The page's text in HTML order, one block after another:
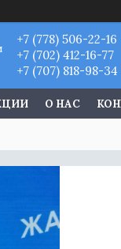
+7 (778) 506-22-16
+7 (702) 412-16-77
+7 (707) 818-98-34
О НАС